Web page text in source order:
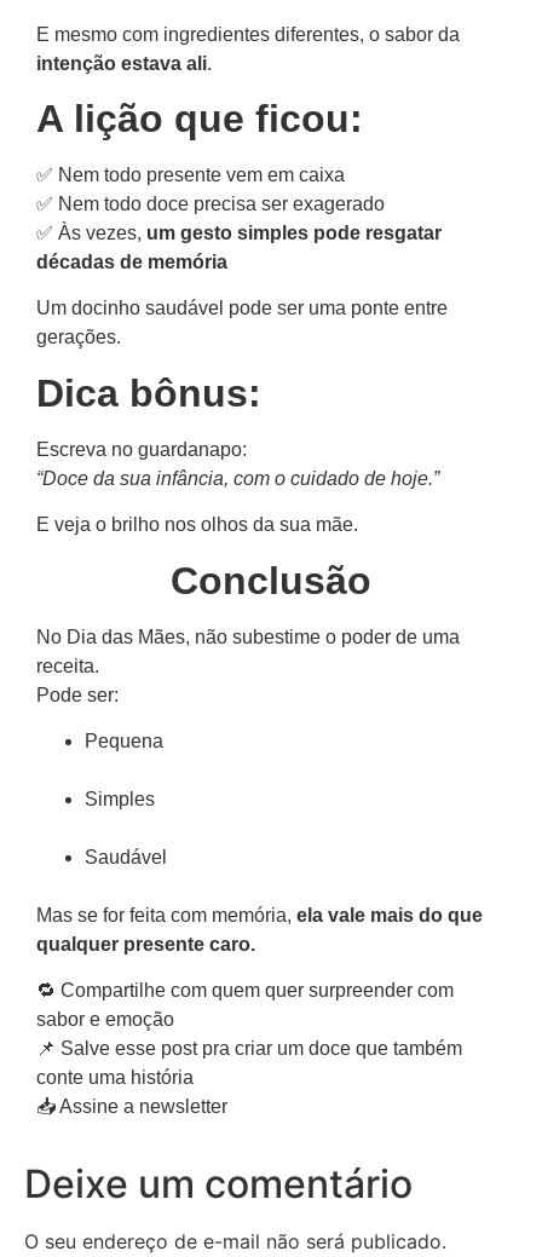
E mesmo com ingredientes diferentes, o sabor da
intenção estava ali.
A lição que ficou:
✅ Nem todo presente vem em caixa
✅ Nem todo doce precisa ser exagerado
✅ Às vezes, um gesto simples pode resgatar
décadas de memória
Um docinho saudável pode ser uma ponte entre
gerações.
Dica bônus:
Escreva no guardanapo:
“Doce da sua infância, com o cuidado de hoje.”
E veja o brilho nos olhos da sua mãe.
Conclusão
No Dia das Mães, não subestime o poder de uma
receita.
Pode ser:
Pequena
Simples
Saudável
Mas se for feita com memória, ela vale mais do que
qualquer presente caro.
🔁 Compartilhe com quem quer surpreender com
sabor e emoção
📌 Salve esse post pra criar um doce que também
conte uma história
📥 Assine a newsletter
Deixe um comentário
O seu endereço de e-mail não será publicado.